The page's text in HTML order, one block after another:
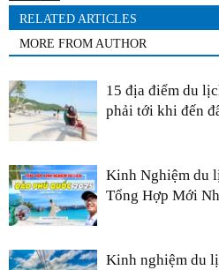
RELATED ARTICLES
MORE FROM AUTHOR
15 địa điểm du
phải tới khi đến
Kinh Nghiệm du
Tổng Hợp Mới
Kinh nghiệm du